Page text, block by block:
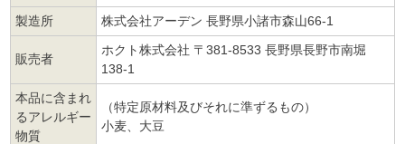
製造所
株式会社アーデン 長野県小諸市森山66-1
販売者
ホクト株式会社 〒381-8533 長野県長野市南堀
138-1
本品に含まれ
るアレルギー
物質
（特定原材料及びそれに準ずるもの）
小麦、大豆